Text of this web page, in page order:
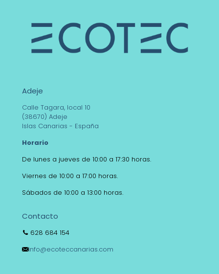
Adeje
Calle Tagara, local 10
(38670) Adeje
Islas Canarias - España
Horario
De lunes a jueves de 10:00 a 17:30 horas.
Viernes de 10:00 a 17:00 horas.
Sábados de 10:00 a 13:00 horas.
Contacto
628 684 154
info@ecoteccanarias.com